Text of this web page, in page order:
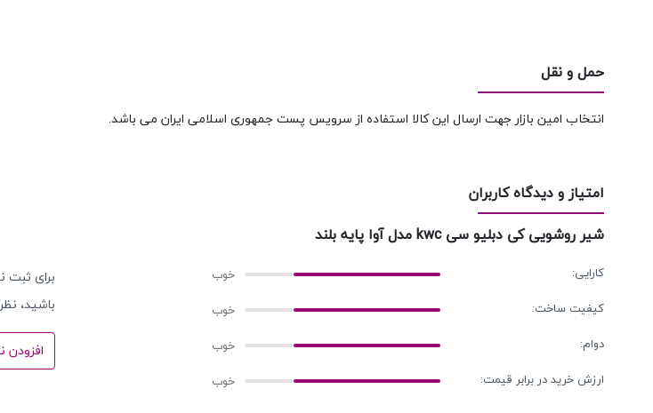
حمل و نقل
انتخاب امین بازار جهت ارسال این کالا استفاده از سرویس پست جمهوری اسلامی ایران می باشد.
امتیاز و دیدگاه کاربران
شیر روشویی کی دبلیو سی kwc مدل آوا پایه بلند
کارایی:
کیفیت ساخت:
دوام:
ارزش خرید در برابر قیمت:
برای ثبت
باشید،
افزودن